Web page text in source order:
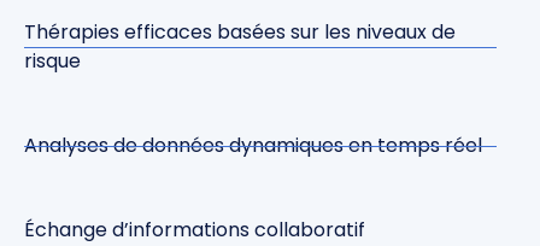
Thérapies efficaces basées sur les niveaux de
risque
Analyses de données dynamiques en temps réel
Échange d’informations collaboratif